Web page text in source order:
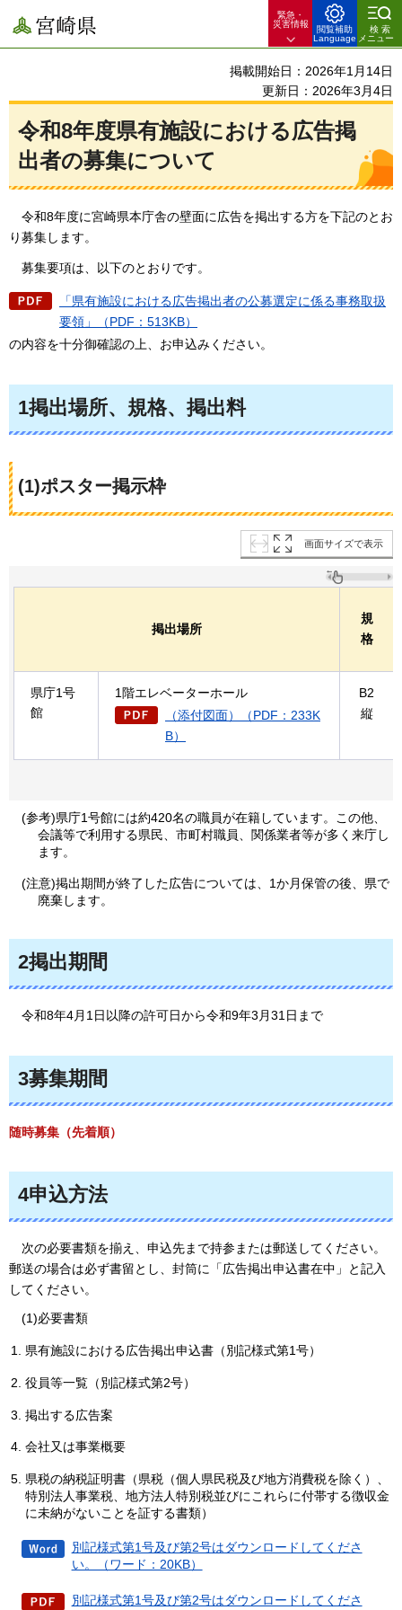
宮崎県
緊急・
災害情報
閲覧補助
Language
検索
メニュー
掲載開始日：2026年1月14日
更新日：2026年3月4日
令和8年度県有施設における広告掲
出者の募集について
令和8年度に宮崎県本庁舎の壁面に広告を掲出する方を下記のとお
り募集します。
募集要項は、以下のとおりです。
「県有施設における広告掲出者の公募選定に係る事務取扱
要領」（PDF：513KB）
の内容を十分御確認の上、お申込みください。
1掲出場所、規格、掲出料
(1)ポスター掲示枠
画面サイズで表示
掲出場所
規
格
県庁1号
館
1階エレベーターホール
（添付図面）（PDF：233K
B）
B2
縦
(参考)県庁1号館には約420名の職員が在籍しています。この他、
会議等で利用する県民、市町村職員、関係業者等が多く来庁し
ます。
(注意)掲出期間が終了した広告については、1か月保管の後、県で
廃棄します。
2掲出期間
令和8年4月1日以降の許可日から令和9年3月31日まで
3募集期間
随時募集（先着順）
4申込方法
次の必要書類を揃え、申込先まで持参または郵送してください。
郵送の場合は必ず書留とし、封筒に「広告掲出申込書在中」と記入
してください。
(1)必要書類
県有施設における広告掲出申込書（別記様式第1号）
役員等一覧（別記様式第2号）
掲出する広告案
会社又は事業概要
県税の納税証明書（県税（個人県民税及び地方消費税を除く）、
特別法人事業税、地方法人特別税並びにこれらに付帯する徴収金
に未納がないことを証する書類）
別記様式第1号及び第2号はダウンロードしてくださ
い。（ワード：20KB）
別記様式第1号及び第2号はダウンロードしてくださ